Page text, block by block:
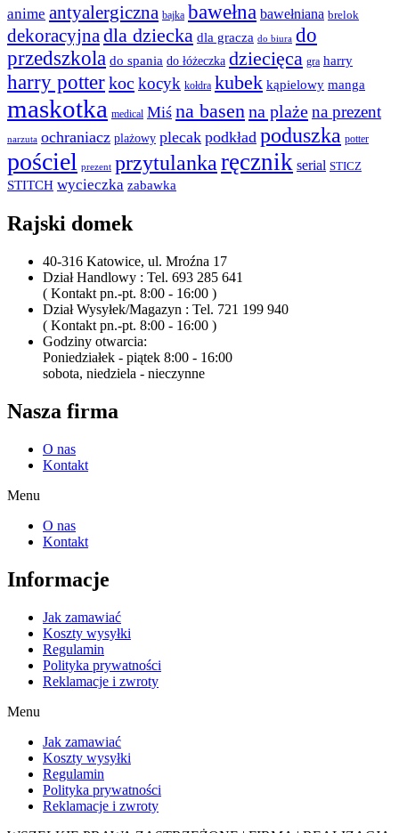
anime antyalergiczna bajka bawełna bawełniana brelok
dekoracyjna dla dziecka dla gracza do biura do
przedszkola do spania do łóżeczka dziecięca gra harry
harry potterkoc kocyk kołdra kubek kąpielowy manga
maskotka medical Miś na basenna plażena prezent
narzuta ochraniacz plażowy plecak podkład poduszka potter
pościel prezent przytulankaręcznik serial STICZ
STITCH wycieczka zabawka
Rajski domek
40-316 Katowice, ul. Mroźna 17
Dział Handlowy : Tel. 693 285 641
( Kontakt pn.-pt. 8:00 - 16:00 )
Dział Wysyłek/Magazyn : Tel. 721 199 940
( Kontakt pn.-pt. 8:00 - 16:00 )
Godziny otwarcia:
Poniedziałek - piątek 8:00 - 16:00
sobota, niedziela - nieczynne
Nasza firma
O nas
Kontakt
Menu
O nas
Kontakt
Informacje
Jak zamawiać
Koszty wysyłki
Regulamin
Polityka prywatności
Reklamacje i zwroty
Menu
Jak zamawiać
Koszty wysyłki
Regulamin
Polityka prywatności
Reklamacje i zwroty